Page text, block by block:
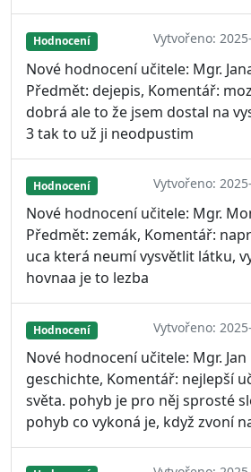
Hodnocení Vytvořeno:
Nové hodnocení učitele: Mgr.
Předmět: dejepis, Komentář:
dobrá ale to že jsem dostal na
3 tak to už ji neodpustim
Hodnocení Vytvořeno:
Nové hodnocení učitele: Mgr.
Předmět: zemák, Komentář:
uca která neumí vysvětlit látku,
hovnaa je to lezba
Hodnocení Vytvořeno:
Nové hodnocení učitele: Mgr.
geschichte, Komentář: nejlepší
světa. pohyb je pro něj sprosté
pohyb co vykoná je, když zvoní